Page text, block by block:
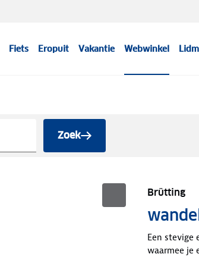
Fiets Eropuit Vakantie Webwinkel
Zoek
Brütting
Een
waarmee je